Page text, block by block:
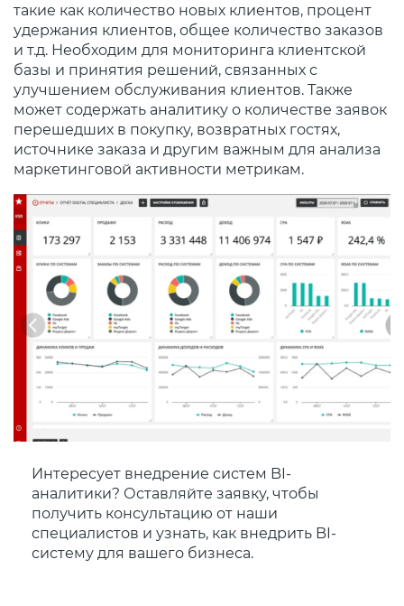
такие как количество новых клиентов, процент
удержания клиентов, общее количество заказов
и т.д. Необходим для мониторинга клиентской
базы и принятия решений, связанных с
улучшением обслуживания клиентов. Также
может содержать аналитику о количестве заявок
перешедших в покупку, возвратных гостях,
источнике заказа и другим важным для анализа
маркетинговой активности метрикам.
Интересует внедрение систем BI-
аналитики? Оставляйте заявку, чтобы
получить консультацию от наши
специалистов и узнать, как внедрить BI-
систему для вашего бизнеса.